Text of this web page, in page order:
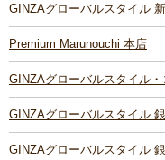
GINZAグローバルスタイル
Premium Marunouchi 本店
GINZAグローバルスタイル
GINZAグローバルスタイル
GINZAグローバルスタイル